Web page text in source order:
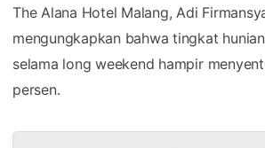
The Alana Hotel Malang, Adi
mengungkapkan bahwa tingkat
selama long weekend hampir
persen.